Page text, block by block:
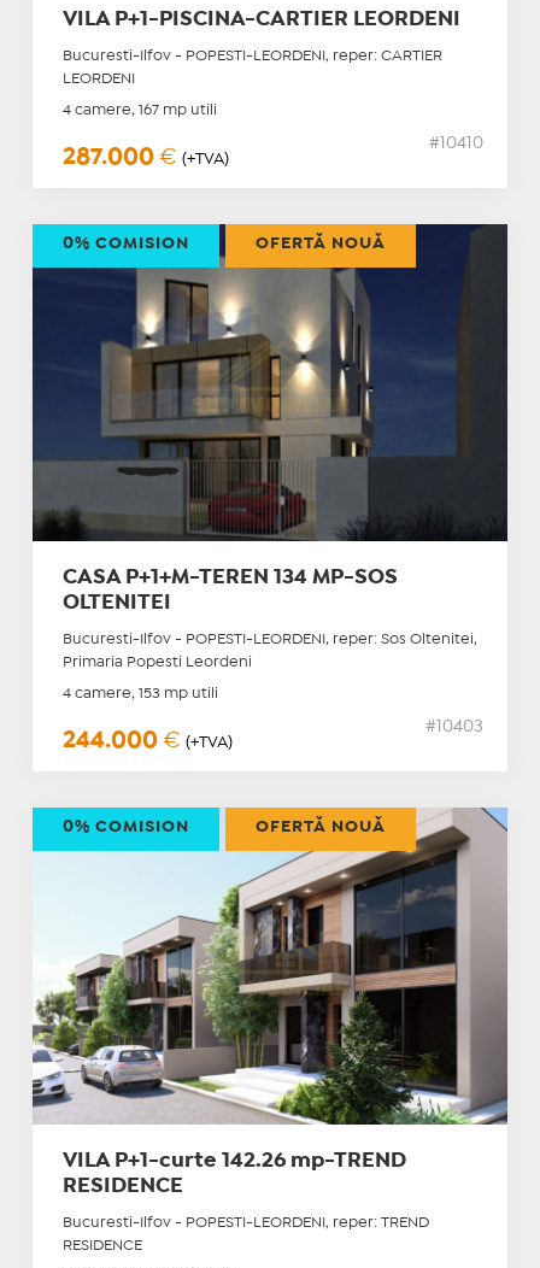
VILA P+1-PISCINA-CARTIER LEORDENI
Bucuresti-Ilfov - POPESTI-LEORDENI, reper: CARTIER
LEORDENI
4 camere, 167 mp utili
287.000 € (+TVA)
#10410
CASA P+1+M-TEREN 134 MP-SOS
OLTENITEI
Bucuresti-Ilfov - POPESTI-LEORDENI, reper: Sos Oltenitei,
Primaria Popesti Leordeni
4 camere, 153 mp utili
244.000 € (+TVA)
#10403
0% COMISION OFERTĂ NOUĂ
VILA P+1-curte 142.26 mp-TREND
RESIDENCE
Bucuresti-Ilfov - POPESTI-LEORDENI, reper: TREND
RESIDENCE
0% COMISION OFERTĂ NOUĂ